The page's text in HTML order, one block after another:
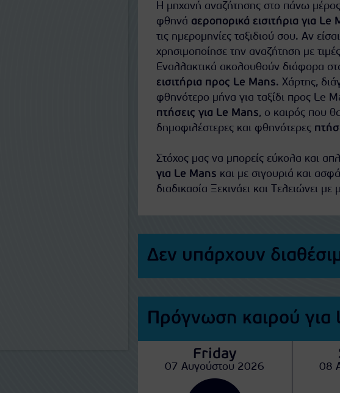
Η μηχανή αναζήτησης στο πάνω
φθηνά αεροπορικά εισιτήρια για Le
τις ημερομηνίες ταξιδιού σου. Αν
χρησιμοποίησε την αναζήτηση με
Εναλλακτικά ακολουθούν διάφορα
εισιτήρια προς Le Mans. Χάρτης,
φθηνότερο μήνα για ταξίδι προς Le
πτήσεις για Le Mans, ο καιρός που
δημοφιλέστερες και φθηνότερες
Στόχος μας να μπορείς εύκολα και
για Le Mans και με σιγουριά και
διαδικασία Ξεκινάει και Τελειώνει με
Δεν υπάρχουν
Πρόγνωση καιρού για
Friday
07 Αυγούστου 2026 08